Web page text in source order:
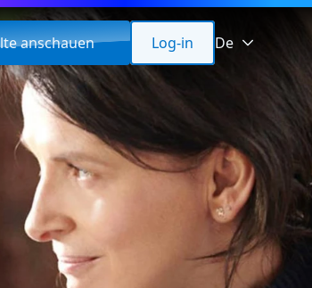
anschauen Log-in De